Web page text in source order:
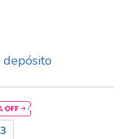
depósito